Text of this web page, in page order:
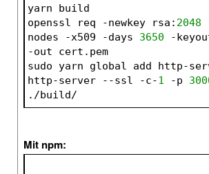
yarn build
openssl req -newkey rsa: 2048
nodes -x509 -days 3650 -
-out cert.pem
sudo yarn global add http-
http-server --ssl -c-1 -p
./build/
Mit npm: